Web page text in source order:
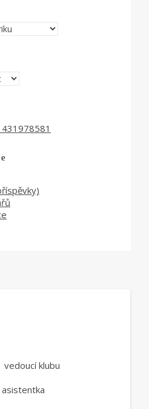
klubu
asistentka